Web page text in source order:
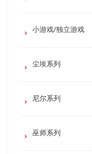
小游戏/独立游戏
尘埃系列
尼尔系列
巫师系列